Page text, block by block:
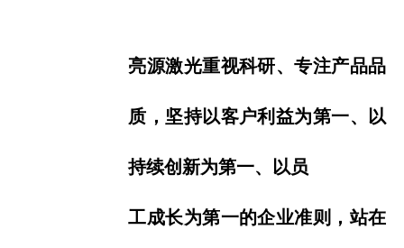
亮源激光重视科研、专注产品品
质，坚持以客户利益为第一、以
持续创新为第一、以员
工成长为第一的企业准则，站在